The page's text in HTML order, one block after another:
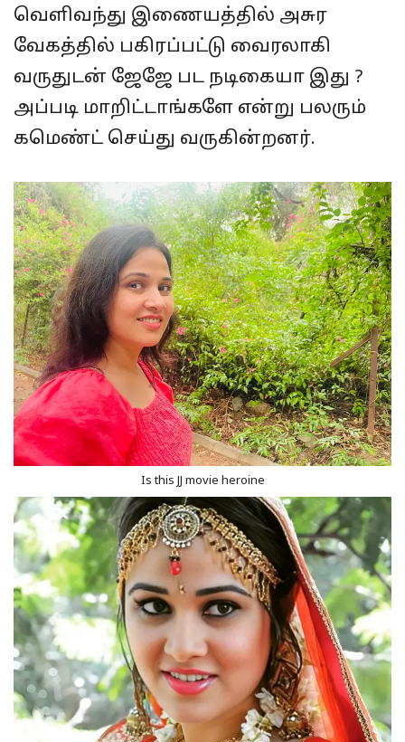
வெளிவந்து இணையத்தில் அசுர
வேகத்தில் பகிரப்பட்டு வைரலாகி
வருதுடன் ஜேஜே பட நடிகையா இது ?
அப்படி மாறிட்டாங்களே என்று பலரும்
கமெண்ட் செய்து வருகின்றனர்.
Is this JJ movie heroine